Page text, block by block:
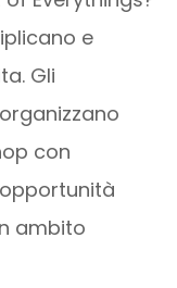
e
Gli
con
ambito